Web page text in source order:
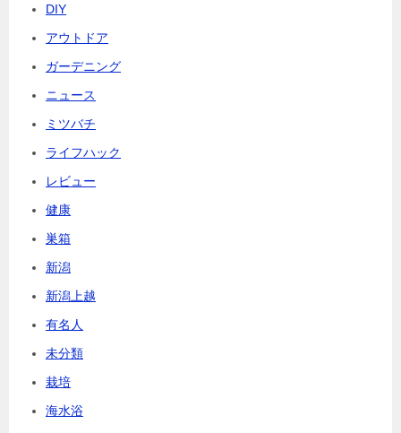
DIY
アウトドア
ガーデニング
ニュース
ミツバチ
ライフハック
レビュー
健康
巣箱
新潟
新潟上越
有名人
未分類
栽培
海水浴